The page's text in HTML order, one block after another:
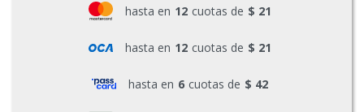
hasta en 12 cuotas de $ 21
hasta en 12 cuotas de $ 21
hasta en 6 cuotas de $ 42